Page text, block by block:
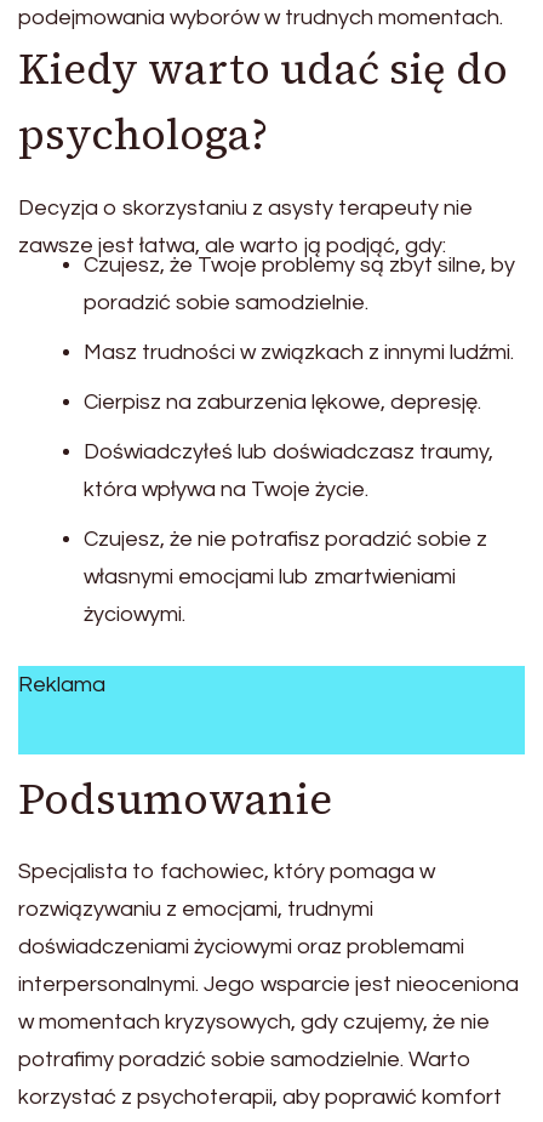
podejmowania wyborów w trudnych momentach.
Kiedy warto udać się do
psychologa?
Decyzja o skorzystaniu z asysty terapeuty nie
zawsze jest łatwa, ale warto ją podjąć, gdy:
Czujesz, że Twoje problemy są zbyt silne, by
poradzić sobie samodzielnie.
Masz trudności w związkach z innymi ludźmi.
Cierpisz na zaburzenia lękowe, depresję.
Doświadczyłeś lub doświadczasz traumy,
która wpływa na Twoje życie.
Czujesz, że nie potrafisz poradzić sobie z
własnymi emocjami lub zmartwieniami
życiowymi.
Reklama
Podsumowanie
Specjalista to fachowiec, który pomaga w
rozwiązywaniu z emocjami, trudnymi
doświadczeniami życiowymi oraz problemami
interpersonalnymi. Jego wsparcie jest nieoceniona
w momentach kryzysowych, gdy czujemy, że nie
potrafimy poradzić sobie samodzielnie. Warto
korzystać z psychoterapii, aby poprawić komfort